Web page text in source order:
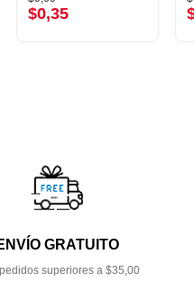
$0,35
GRATUITO
superiores a $35,00